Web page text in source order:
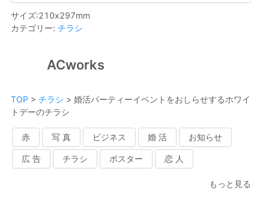
サイズ:210x297mm
カテゴリー: チラシ
ACworks
TOP > チラシ > 婚活パーティーイベントをおしらせするホワイ
トデーのチラシ
赤 写 真 ビジネス 婚 活 お知らせ
広 告 チラシ ポスター 恋 人
もっと見る